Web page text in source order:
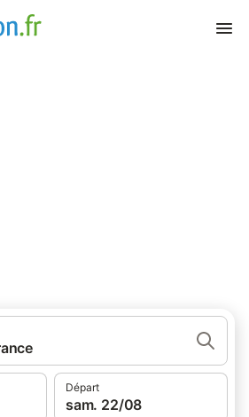
Départ
sam. 22/08